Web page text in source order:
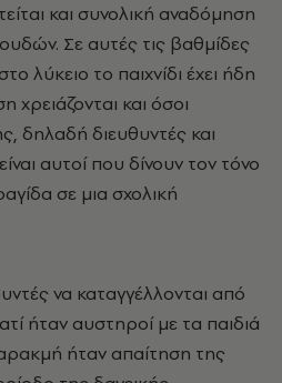
και συνολική αναδόμηση
Σε αυτές τις βαθμίδες
λύκειο το παιχνίδι έχει ήδη
χρειάζονται και όσοι
δηλαδή διευθυντές και
αυτοί που δίνουν τον τόνο
σε μια σχολική
να καταγγέλλονται από
ήταν αυστηροί με τα παιδιά
ήταν απαίτηση της